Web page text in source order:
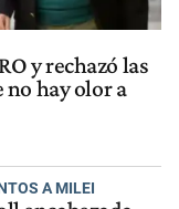
y rechazó las
no hay olor a
A MILEI